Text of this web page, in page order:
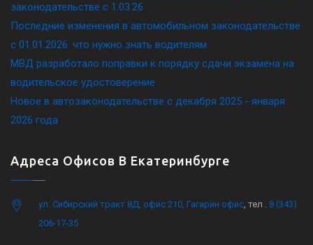
законодательстве c 1.03.26
Последние изменения в автомобильном законодательстве
c 01.01.2026: что нужно знать водителям
МВД разработало поправки к порядку сдачи экзамена на
водительское удостоверение
Новое в автозаконодательстве с декабря 2025 - января
2026 года
Адреса Офисов В Екатеринбурге
ул. Сибирский тракт 8Д, офис 210, Гагарин офис, тел . 8 (343)
206-17-35